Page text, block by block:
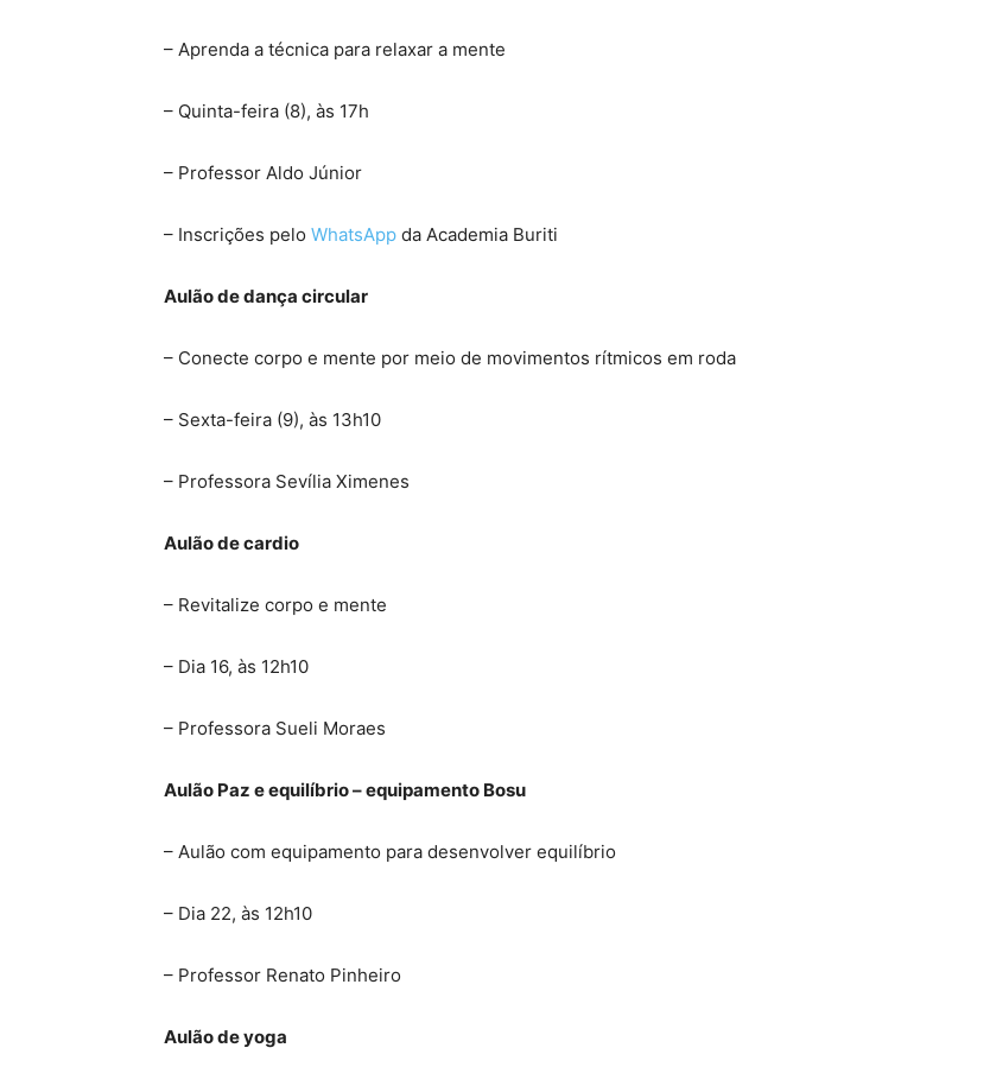
– Aprenda a técnica para relaxar a mente
– Quinta-feira (8), às 17h
– Professor Aldo Júnior
– Inscrições pelo WhatsApp da Academia Buriti
Aulão de dança circular
– Conecte corpo e mente por meio de movimentos rítmicos em roda
– Sexta-feira (9), às 13h10
– Professora Sevília Ximenes
Aulão de cardio
– Revitalize corpo e mente
– Dia 16, às 12h10
– Professora Sueli Moraes
Aulão Paz e equilíbrio – equipamento Bosu
– Aulão com equipamento para desenvolver equilíbrio
– Dia 22, às 12h10
– Professor Renato Pinheiro
Aulão de yoga